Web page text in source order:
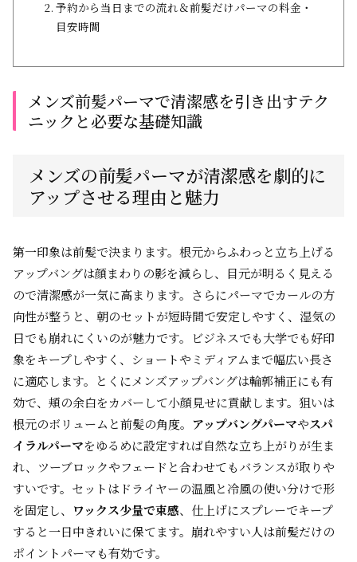
予約から当日までの流れ＆前髪だけパーマの料金・
目安時間
メンズ前髪パーマで清潔感を引き出すテク
ニックと必要な基礎知識
メンズの前髪パーマが清潔感を劇的に
アップさせる理由と魅力
第一印象は前髪で決まります。根元からふわっと立ち上げる
アップバングは顔まわりの影を減らし、目元が明るく見える
ので清潔感が一気に高まります。さらにパーマでカールの方
向性が整うと、朝のセットが短時間で安定しやすく、湿気の
日でも崩れにくいのが魅力です。ビジネスでも大学でも好印
象をキープしやすく、ショートやミディアムまで幅広い長さ
に適応します。とくにメンズアップバングは輪郭補正にも有
効で、頬の余白をカバーして小顔見せに貢献します。狙いは
根元のボリュームと前髪の角度。 アップバングパーマやスパ
イラルパーマをゆるめに設定すれば自然な立ち上がりが生ま
れ、ツーブロックやフェードと合わせてもバランスが取りや
すいです。セットはドライヤーの温風と冷風の使い分けで形
を固定し、 ワックス少量で束感、仕上げにスプレーでキープ
すると一日中きれいに保てます。崩れやすい人は前髪だけの
ポイントパーマも有効です。